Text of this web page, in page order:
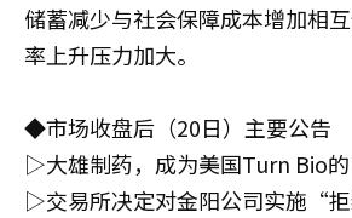
储蓄减少与社会保障成本增加相
率上升压力加大。
◆市场收盘后（20日）主要公告
▷大雄制药，成为美国Turn Bio的
▷交易所决定对金阳公司实施“